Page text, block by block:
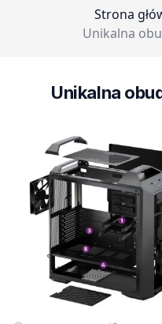
Strona
Unikalna
Unikalna